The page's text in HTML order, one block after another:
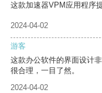
这款加速器VPM应用程序
2024-04-02
游客
这款办公软件的界面设计
很合理，一目了然。
2024-04-02